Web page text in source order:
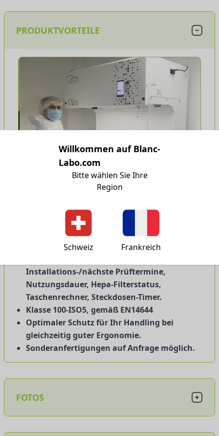
Willkommen auf Blanc-
Labo.com
Bitte wählen Sie Ihre
Region
Schweiz Frankreich
PRODUKTVORTEILE
Intuitiver Touchscreen:
Installations-/nächste Prüftermine,
Nutzungsdauer, Hepa-Filterstatus,
Taschenrechner, Steckdosen-Timer.
Klasse 100-ISO5, gemäß EN14644
Optimaler Schutz für Ihr Handling bei
gleichzeitig guter Ergonomie.
Sonderanfertigungen auf Anfrage möglich.
FOTOS